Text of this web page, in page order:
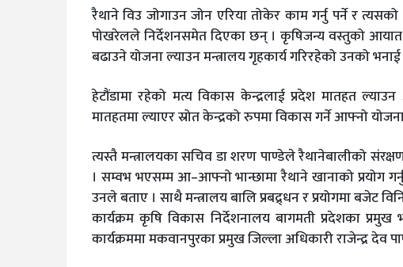
रैथाने विउ जोगाउन जोन एरिया तोकेर काम गर्नु पर्ने र
पोखरेलले निर्देशनसमेत दिएका छन् । कृषिजन्य वस्तुको आयात
बढाउने योजना ल्याउन मन्त्रालय गृहकार्य गरिरहेको उनको
हेटौंडामा रहेको मत्य विकास केन्द्रलाई प्रदेश मातहत
मातहतमा ल्याएर स्रोत केन्द्रको रुपमा विकास गर्ने आफ्नो
त्यस्तै मन्त्रालयका सचिव डा शरण पाण्डेले रैथानेबालीको
। सम्वभ भएसम्म आ–आफ्नो भान्छामा रैथाने खानाको प्रयोग
उनले बताए । साथै मन्त्रालय बालि प्रबद्र्धन र प्रयोगमा बजेट
कार्यक्रम कृषि विकास निर्देशनालय बागमती प्रदेशका प्रमुख
कार्यक्रममा मकवानपुरका प्रमुख जिल्ला अधिकारी राजेन्द्र देव